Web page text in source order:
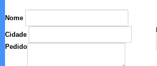
Nome
Cidade
Pedido